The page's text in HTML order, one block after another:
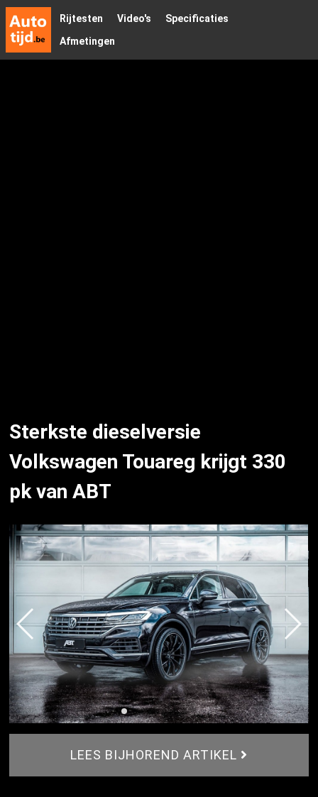
Rijtesten Video's
Specificaties
Afmetingen
Sterkste dieselversie
Volkswagen Touareg krijgt 330
pk van ABT
LEES BIJHOREND ARTIKEL